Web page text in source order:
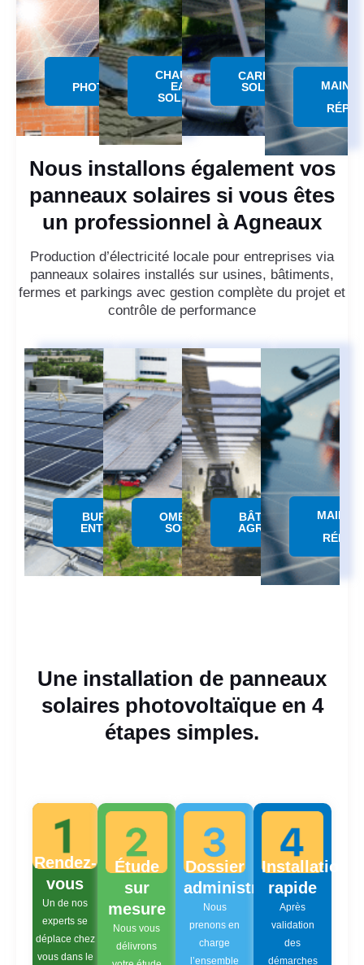
PANNEAU
PHOTOVOLTAÏQUE
CHAUFFE
EAU
SOLAIRE
CARPORT
SOLAIRE
Nous installons également vos
panneaux solaires si vous êtes
un professionnel à Agneaux
Production d’électricité locale pour entreprises via
panneaux solaires installés sur usines, bâtiments,
fermes et parkings avec gestion complète du projet et
contrôle de performance
BUREAUX &
ENTREPÔTS
OMBRIERE
SOLAIRE
BÂTIMENTS
AGRICOLES
Une installation de panneaux
solaires photovoltaïque en 4
étapes simples.
Rendez-
vous
Un de nos
experts se
déplace chez
vous dans le
Étude
sur
mesure
Nous vous
délivrons
Dossier
administratif
Nous
prenons en
charge
l’ensemble
Installation
rapide
Après
validation
des
démarches